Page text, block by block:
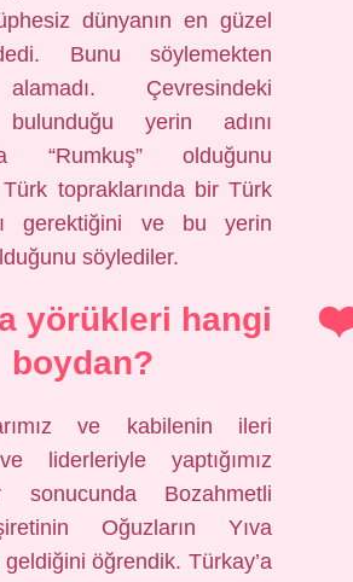
dünyanın en güzel
Bunu söylemekten
Çevresindeki
yerin adını
“Rumkuş” olduğunu
topraklarında bir Türk
gerektiğini ve bu yerin
söylediler.
yörükleri hangi
boydan?
ve kabilenin ileri
liderleriyle yaptığımız
sonucunda Bozahmetli
Oğuzların Yıva
öğrendik. Türkay’a